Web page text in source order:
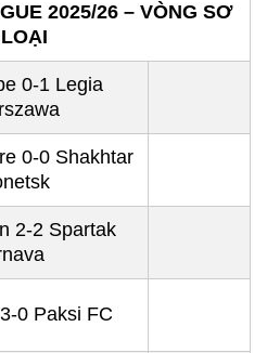
2025/26 – VÒNG SƠ
LOẠI
0-1 Legia
0-0 Shakhtar
2-2 Spartak
0 Paksi FC